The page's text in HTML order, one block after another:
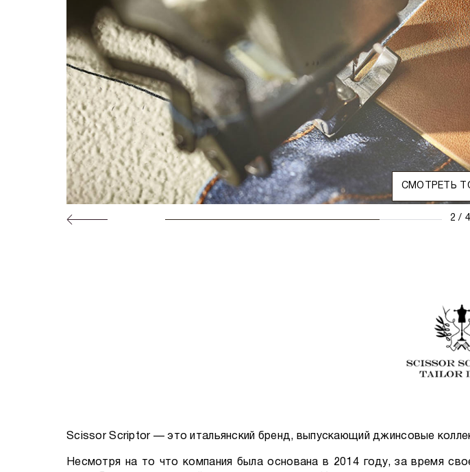
2 / 4
СМОТРЕТЬ
Scissor Scriptor — это итальянский бренд, выпускающий джинсовые
Несмотря на то что компания была основана в 2014 году, за время